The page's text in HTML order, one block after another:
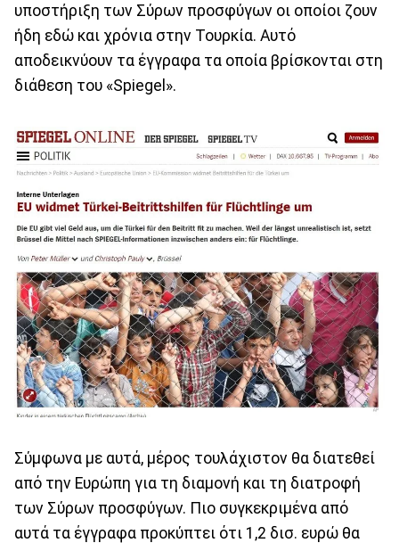
υποστήριξη των Σύρων προσφύγων οι οποίοι ζουν
ήδη εδώ και χρόνια στην Τουρκία. Αυτό
αποδεικνύουν τα έγγραφα τα οποία βρίσκονται στη
διάθεση του «Spiegel».
Σύμφωνα με αυτά, μέρος τουλάχιστον θα διατεθεί
από την Ευρώπη για τη διαμονή και τη διατροφή
των Σύρων προσφύγων. Πιο συγκεκριμένα από
αυτά τα έγγραφα προκύπτει ότι 1,2 δισ. ευρώ θα